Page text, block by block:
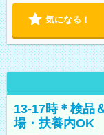
気になる！
13-17時＊検品
場・扶養内OK